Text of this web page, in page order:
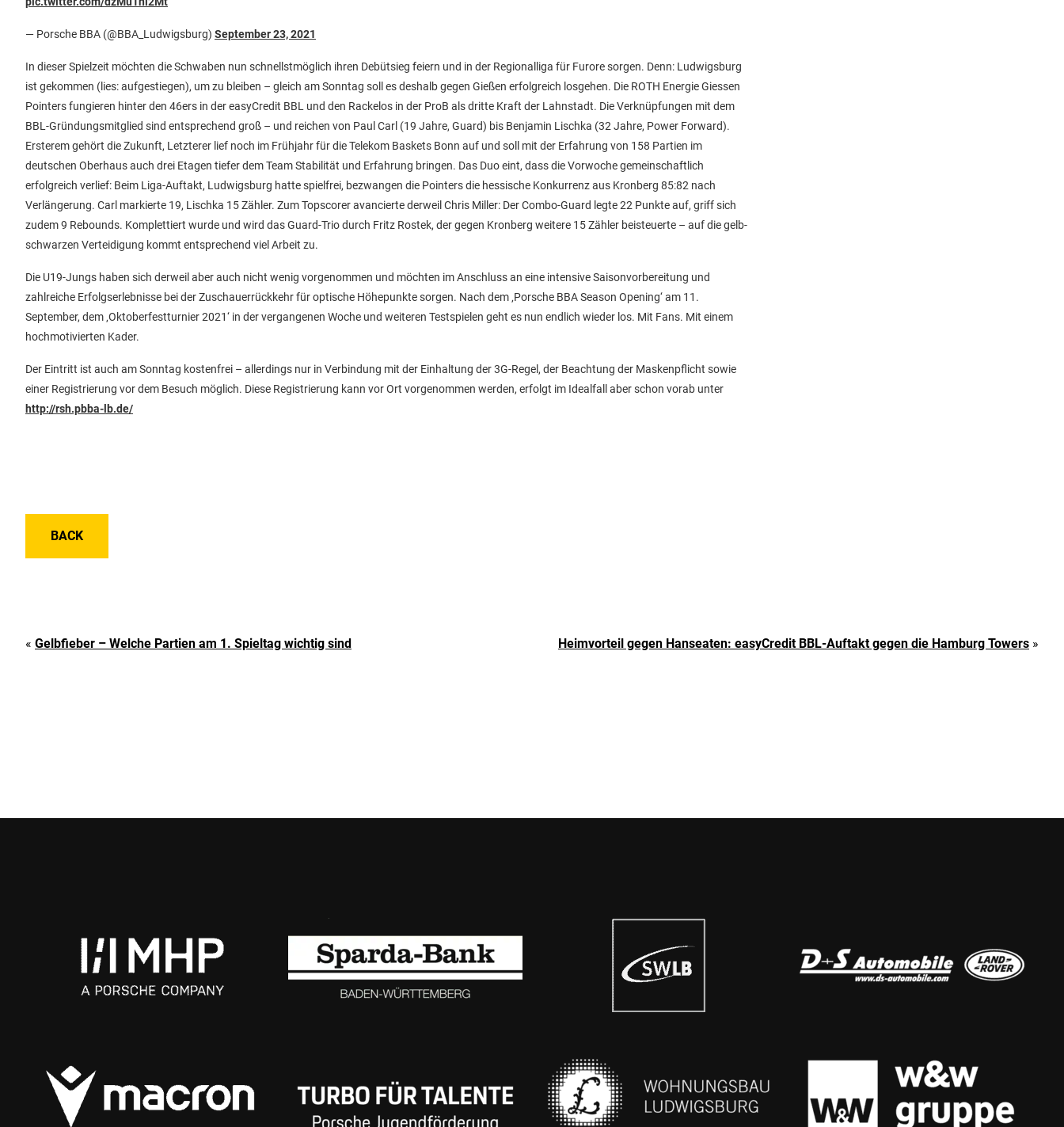
— Porsche BBA (@BBA_Ludwigsburg) September 23, 2021
In dieser Spielzeit möchten die Schwaben nun schnellstmöglich ihren Debütsieg feiern und in der Regionalliga für Furore sorgen. Denn: Ludwigsburg
ist gekommen (lies: aufgestiegen), um zu bleiben – gleich am Sonntag soll es deshalb gegen Gießen erfolgreich losgehen. Die ROTH Energie Giessen
Pointers fungieren hinter den 46ers in der easyCredit BBL und den Rackelos in der ProB als dritte Kraft der Lahnstadt. Die Verknüpfungen mit dem
BBL-Gründungsmitglied sind entsprechend groß – und reichen von Paul Carl (19 Jahre, Guard) bis Benjamin Lischka (32 Jahre, Power Forward).
Ersterem gehört die Zukunft, Letzterer lief noch im Frühjahr für die Telekom Baskets Bonn auf und soll mit der Erfahrung von 158 Partien im
deutschen Oberhaus auch drei Etagen tiefer dem Team Stabilität und Erfahrung bringen. Das Duo eint, dass die Vorwoche gemeinschaftlich
erfolgreich verlief: Beim Liga-Auftakt, Ludwigsburg hatte spielfrei, bezwangen die Pointers die hessische Konkurrenz aus Kronberg 85:82 nach
Verlängerung. Carl markierte 19, Lischka 15 Zähler. Zum Topscorer avancierte derweil Chris Miller: Der Combo-Guard legte 22 Punkte auf, griff sich
zudem 9 Rebounds. Komplettiert wurde und wird das Guard-Trio durch Fritz Rostek, der gegen Kronberg weitere 15 Zähler beisteuerte – auf die gelb-
schwarzen Verteidigung kommt entsprechend viel Arbeit zu.
Die U19-Jungs haben sich derweil aber auch nicht wenig vorgenommen und möchten im Anschluss an eine intensive Saisonvorbereitung und
zahlreiche Erfolgserlebnisse bei der Zuschauerrückkehr für optische Höhepunkte sorgen. Nach dem ‚Porsche BBA Season Opening‘ am 11.
September, dem ‚Oktoberfestturnier 2021‘ in der vergangenen Woche und weiteren Testspielen geht es nun endlich wieder los. Mit Fans. Mit einem
hochmotivierten Kader.
Der Eintritt ist auch am Sonntag kostenfrei – allerdings nur in Verbindung mit der Einhaltung der 3G-Regel, der Beachtung der Maskenpflicht sowie
einer Registrierung vor dem Besuch möglich. Diese Registrierung kann vor Ort vorgenommen werden, erfolgt im Idealfall aber schon vorab unter
http://rsh.pbba-lb.de/
BACK
« Gelbfieber – Welche Partien am 1. Spieltag wichtig sind Heimvorteil gegen Hanseaten: easyCredit BBL-Auftakt gegen die Hamburg Towers »